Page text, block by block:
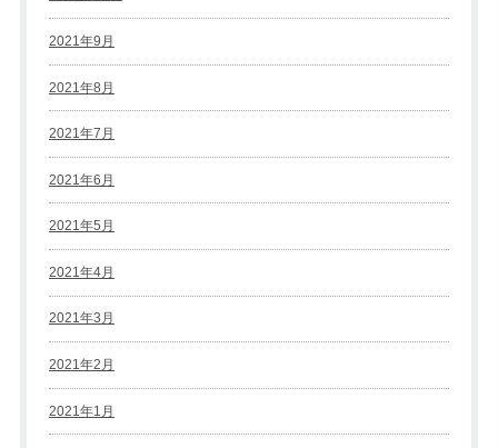
2021年9月
2021年8月
2021年7月
2021年6月
2021年5月
2021年4月
2021年3月
2021年2月
2021年1月